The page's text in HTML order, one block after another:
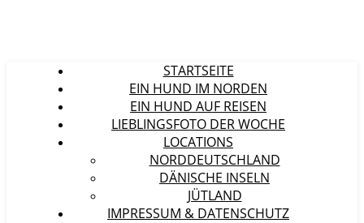
STARTSEITE
EIN HUND IM NORDEN
EIN HUND AUF REISEN
LIEBLINGSFOTO DER WOCHE
LOCATIONS
NORDDEUTSCHLAND
DÄNISCHE INSELN
JÜTLAND
IMPRESSUM & DATENSCHUTZ